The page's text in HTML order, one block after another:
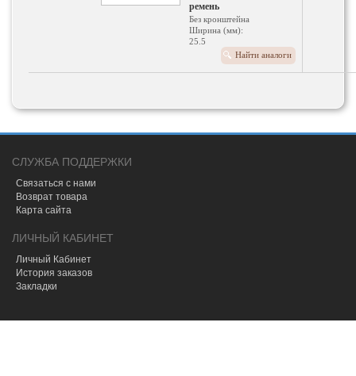
ремень
Без кронштейна
Ширина (мм):
25.5
Диаметр шкива:Найти аналоги
СЛУЖБА ПОДДЕРЖКИ
Связаться с нами
Возврат товара
Карта сайта
ЛИЧНЫЙ КАБИНЕТ
Личный Кабинет
История заказов
Закладки